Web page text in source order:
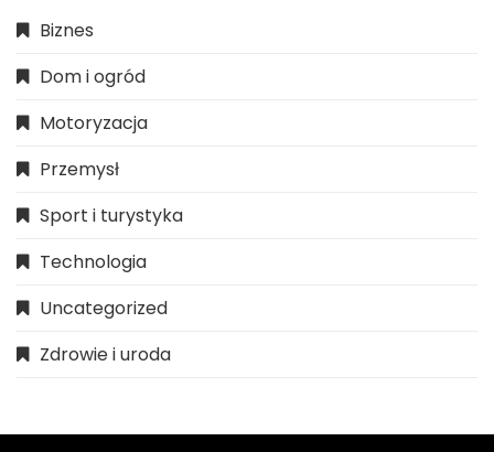
Biznes
Dom i ogród
Motoryzacja
Przemysł
Sport i turystyka
Technologia
Uncategorized
Zdrowie i uroda